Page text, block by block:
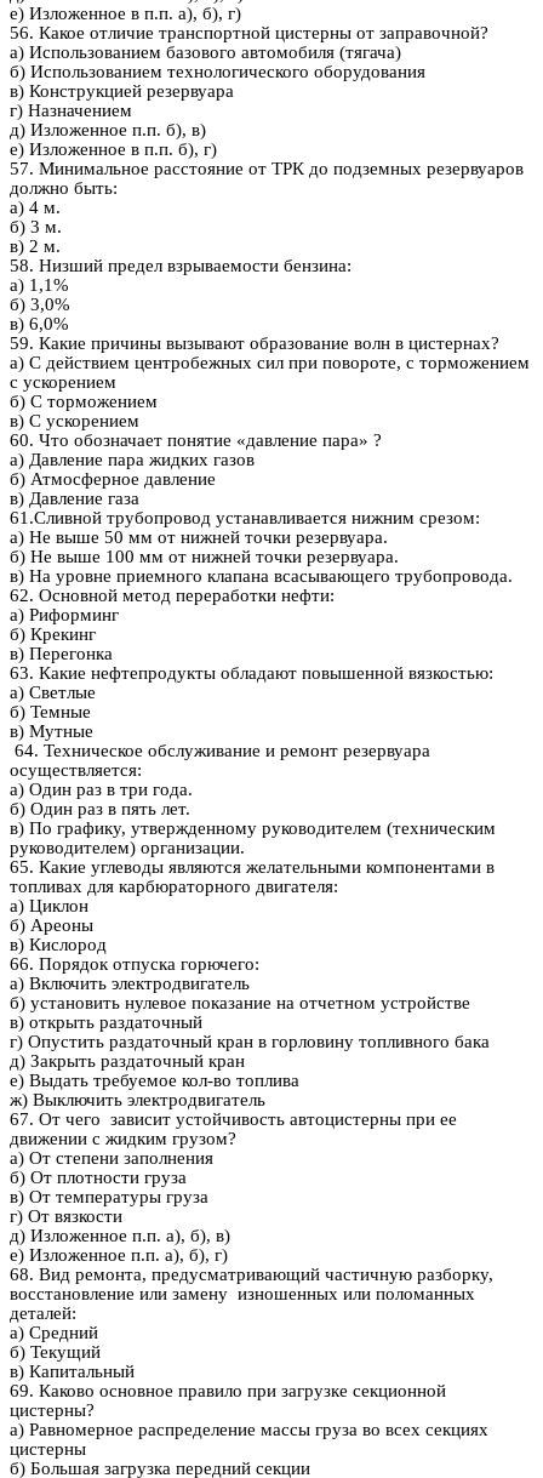
е) Изложенное в п.п. а), б), г)
56. Какое отличие транспортной цистерны от заправочной?
а) Использованием базового автомобиля (тягача)
б) Использованием технологического оборудования
в) Конструкцией резервуара
г) Назначением
д) Изложенное п.п. б), в)
е) Изложенное в п.п. б), г)
57. Минимальное расстояние от ТРК до подземных резервуаров
должно быть:
а) 4 м.
б) 3 м.
в) 2 м.
58. Низший предел взрываемости бензина:
а) 1,1%
б) 3,0%
в) 6,0%
59. Какие причины вызывают образование волн в цистернах?
а) С действием центробежных сил при повороте, с торможением
с ускорением
б) С торможением
в) С ускорением
60. Что обозначает понятие «давление пара» ?
а) Давление пара жидких газов
б) Атмосферное давление
в) Давление газа
61.Сливной трубопровод устанавливается нижним срезом:
а) Не выше 50 мм от нижней точки резервуара.
б) Не выше 100 мм от нижней точки резервуара.
в) На уровне приемного клапана всасывающего трубопровода.
62. Основной метод переработки нефти:
а) Риформинг
б) Крекинг
в) Перегонка
63. Какие нефтепродукты обладают повышенной вязкостью:
а) Светлые
б) Темные
в) Мутные
64. Техническое обслуживание и ремонт резервуара
осуществляется:
а) Один раз в три года.
б) Один раз в пять лет.
в) По графику, утвержденному руководителем (техническим
руководителем) организации.
65. Какие углеводы являются желательными компонентами в
топливах для карбюраторного двигателя:
а) Циклон
б) Ареоны
в) Кислород
66. Порядок отпуска горючего:
а) Включить электродвигатель
б) установить нулевое показание на отчетном устройстве
в) открыть раздаточный
г) Опустить раздаточный кран в горловину топливного бака
д) Закрыть раздаточный кран
е) Выдать требуемое кол-во топлива
ж) Выключить электродвигатель
67. От чего зависит устойчивость автоцистерны при ее
движении с жидким грузом?
а) От степени заполнения
б) От плотности груза
в) От температуры груза
г) От вязкости
д) Изложенное п.п. а), б), в)
е) Изложенное п.п. а), б), г)
68. Вид ремонта, предусматривающий частичную разборку,
восстановление или замену изношенных или поломанных
деталей:
а) Средний
б) Текущий
в) Капитальный
69. Каково основное правило при загрузке секционной
цистерны?
а) Равномерное распределение массы груза во всех секциях
цистерны
б) Большая загрузка передний секции